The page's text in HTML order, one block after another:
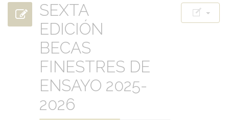
SEXTA
EDICIÓN
BECAS
FINESTRES DE
ENSAYO 2025-
2026